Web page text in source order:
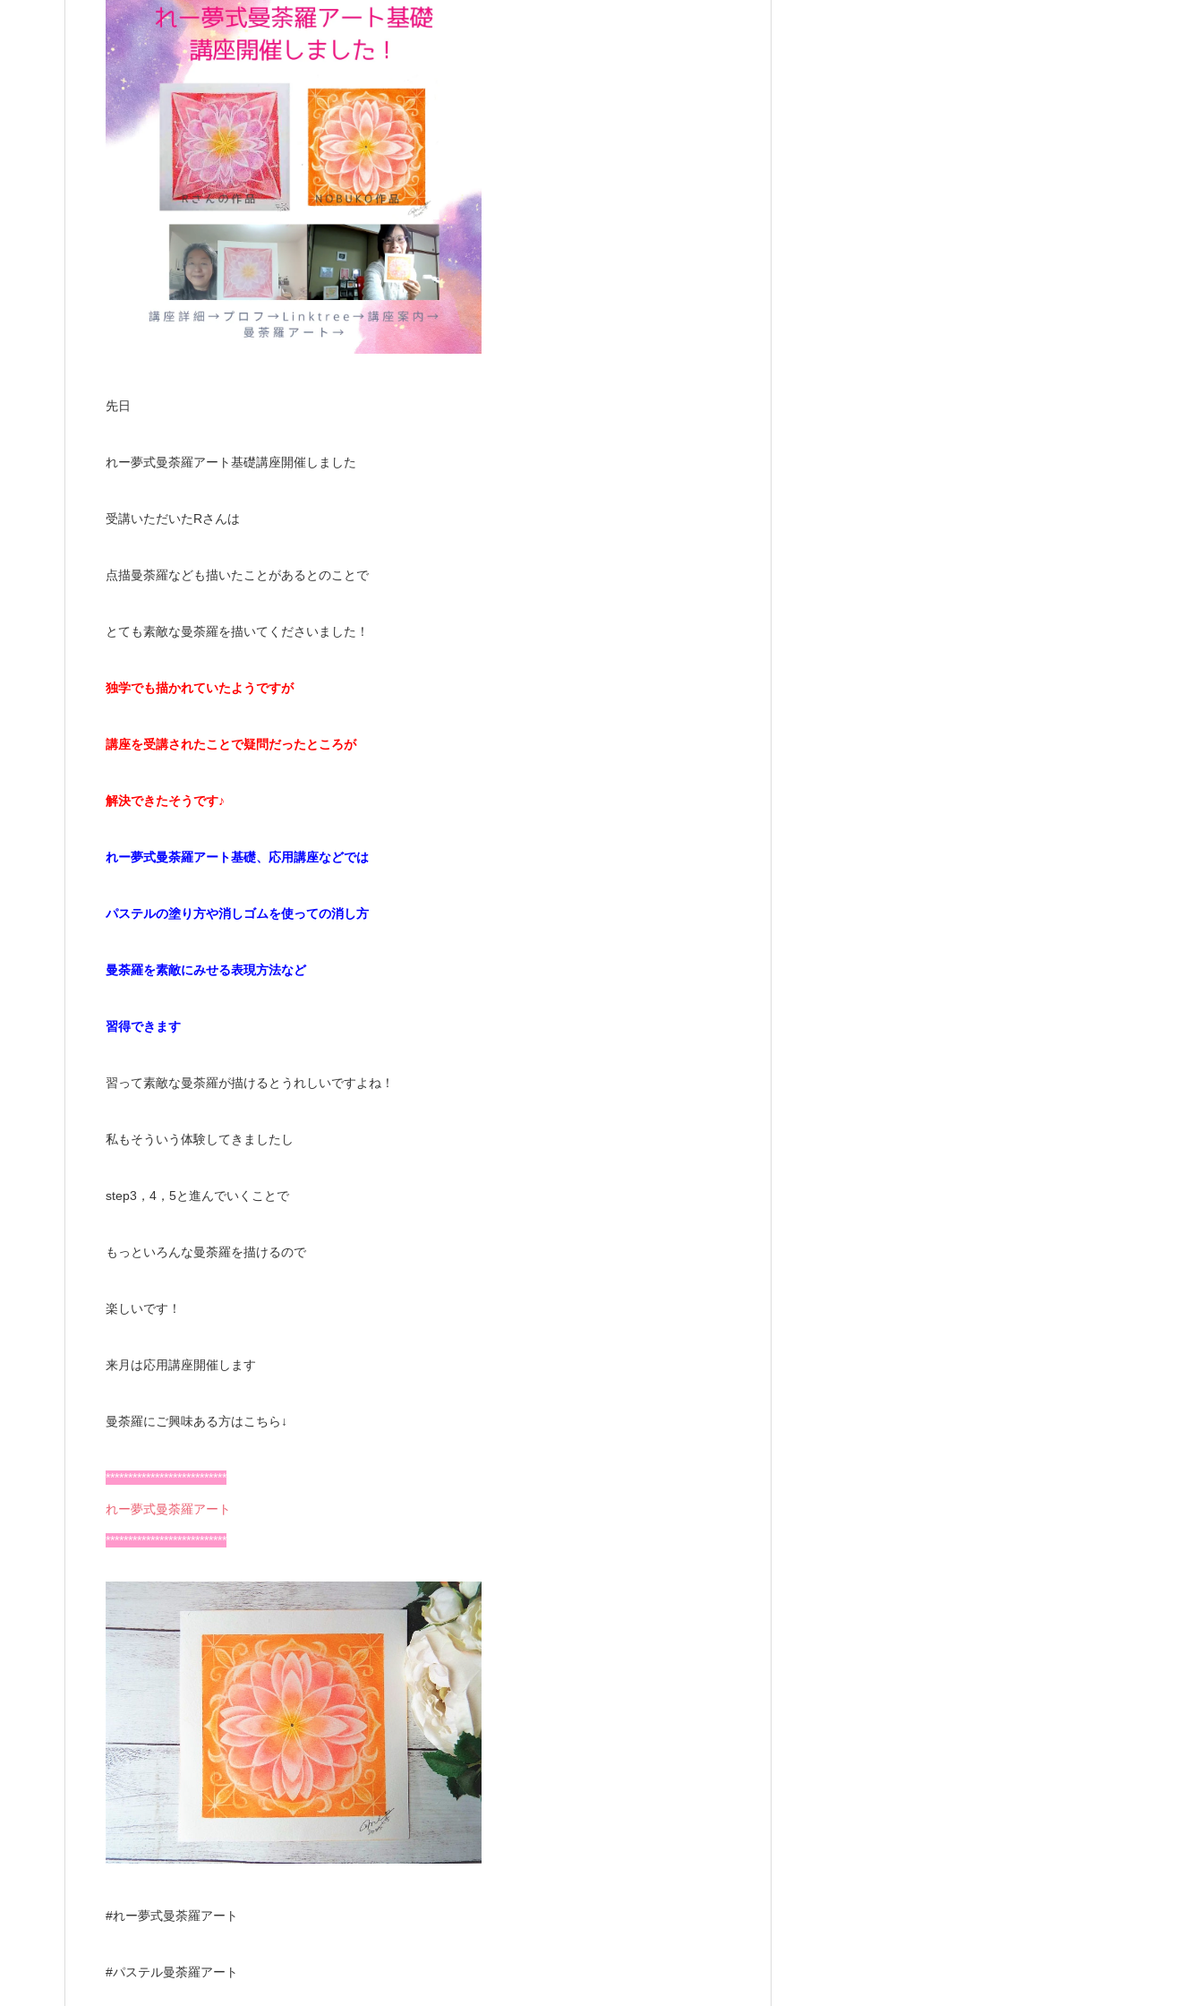
先日
れー夢式曼荼羅アート基礎講座開催しました
受講いただいたRさんは
点描曼荼羅なども描いたことがあるとのことで
とても素敵な曼荼羅を描いてくださいました！
独学でも描かれていたようですが
講座を受講されたことで疑問だったところが
解決できたそうです♪
れー夢式曼荼羅アート基礎、応用講座などでは
パステルの塗り方や消しゴムを使っての消し方
曼荼羅を素敵にみせる表現方法など
習得できます
習って素敵な曼荼羅が描けるとうれしいですよね！
私もそういう体験してきましたし
step3，4，5と進んでいくことで
もっといろんな曼荼羅を描けるので
楽しいです！
来月は応用講座開催します
曼荼羅にご興味ある方はこちら↓
***************************
れー夢式曼荼羅アート
***************************
#れー夢式曼荼羅アート
#パステル曼荼羅アート